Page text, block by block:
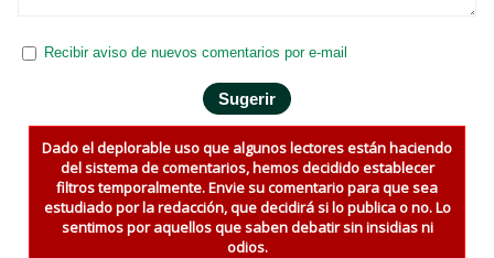
Recibir aviso de nuevos comentarios por e-mail
Dado el deplorable uso que algunos lectores están haciendo
del sistema de comentarios, hemos decidido establecer
filtros temporalmente. Envie su comentario para que sea
estudiado por la redacción, que decidirá si lo publica o no. Lo
sentimos por aquellos que saben debatir sin insidias ni
odios.